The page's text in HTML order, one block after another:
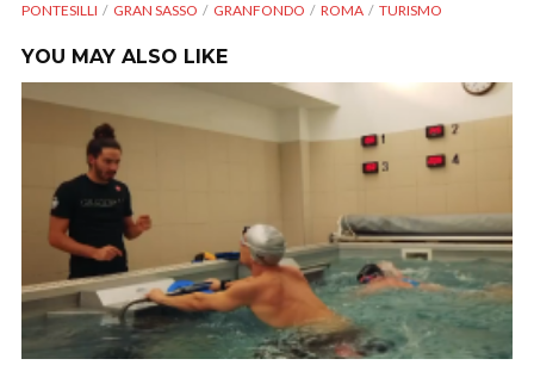
PONTESILLI
GRAN SASSO GRANFONDO ROMA TURISMO
YOU MAY ALSO LIKE